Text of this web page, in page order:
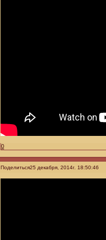
0
Поделиться25 декабря, 2014г. 18:50:46